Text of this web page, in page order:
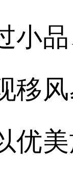
小
移
优